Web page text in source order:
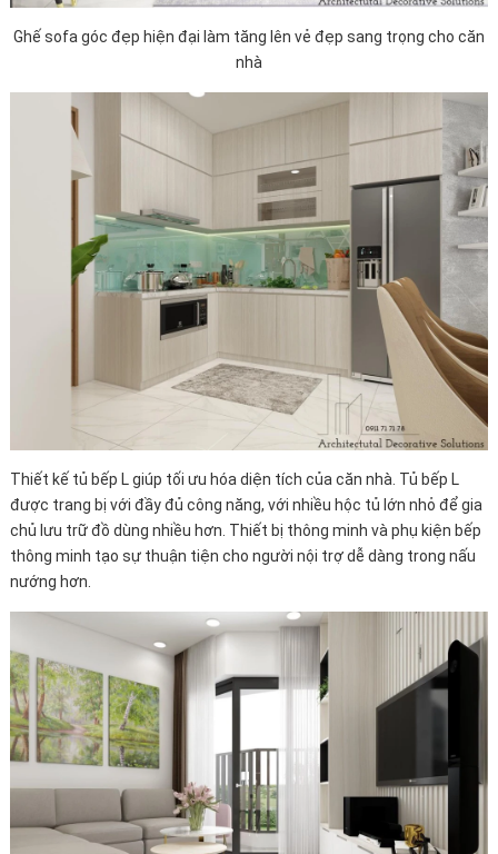
Ghế sofa góc đẹp hiện đại làm tăng lên vẻ đẹp sang trọng cho căn
nhà
Thiết kế tủ bếp L giúp tối ưu hóa diện tích của căn nhà. Tủ bếp L
được trang bị với đầy đủ công năng, với nhiều hộc tủ lớn nhỏ để gia
chủ lưu trữ đồ dùng nhiều hơn. Thiết bị thông minh và phụ kiện bếp
thông minh tạo sự thuận tiện cho người nội trợ dễ dàng trong nấu
nướng hơn.